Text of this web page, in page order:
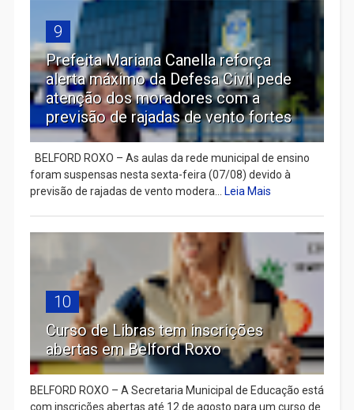
9
Prefeita Mariana Canella reforça
alerta máximo da Defesa Civil pede
atenção dos moradores com a
previsão de rajadas de vento fortes
BELFORD ROXO – As aulas da rede municipal de ensino
foram suspensas nesta sexta-feira (07/08) devido à
previsão de rajadas de vento modera...
Leia Mais
10
Curso de Libras tem inscrições
abertas em Belford Roxo
BELFORD ROXO – A Secretaria Municipal de Educação está
com inscrições abertas até 12 de agosto para um curso de